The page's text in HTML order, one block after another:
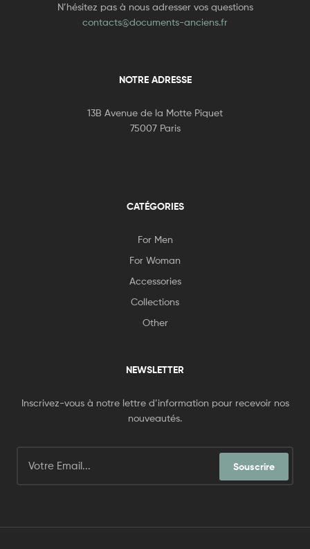
N’hésitez pas à nous adresser vos questions
contacts@documents-anciens.fr
NOTRE ADRESSE
13B Avenue de la Motte Piquet
75007 Paris
CATÉGORIES
For Men
For Woman
Accessories
Collections
Other
NEWSLETTER
Inscrivez-vous à notre lettre d’information pour recevoir nos
nouveautés.
Souscrire